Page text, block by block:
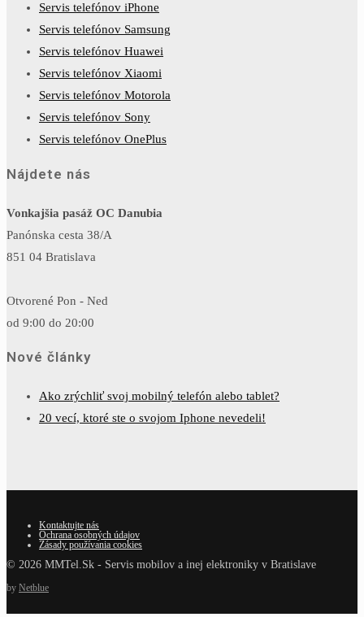
Servis telefónov iPhone
Servis telefónov Samsung
Servis telefónov Huawei
Servis telefónov Xiaomi
Servis telefónov Motorola
Servis telefónov Sony
Servis telefónov OnePlus
Nájdete nás
Vonkajšia pasáž OC Danubia
Panónska cesta 38/A
851 04 Bratislava
Otvorené Pon - Ned
od 9:00 do 20:00
Nové články
Ako zrýchliť svoj mobilný telefón alebo tablet?
20 vecí, ktoré ste o svojom Iphone nevedeli!
Kontaktujte nás
Ochrana osobných údajov
Zásady používania cookies
© 2026 MMTel.Sk - Servis mobilov a inej elektroniky v Bratislave
by Netblue